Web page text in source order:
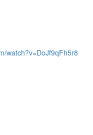
watch?v=DoJf9qFh5r8